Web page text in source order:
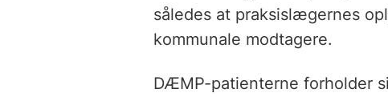
således at praksislægernes
kommunale modtagere.
DÆMP-patienterne forholder